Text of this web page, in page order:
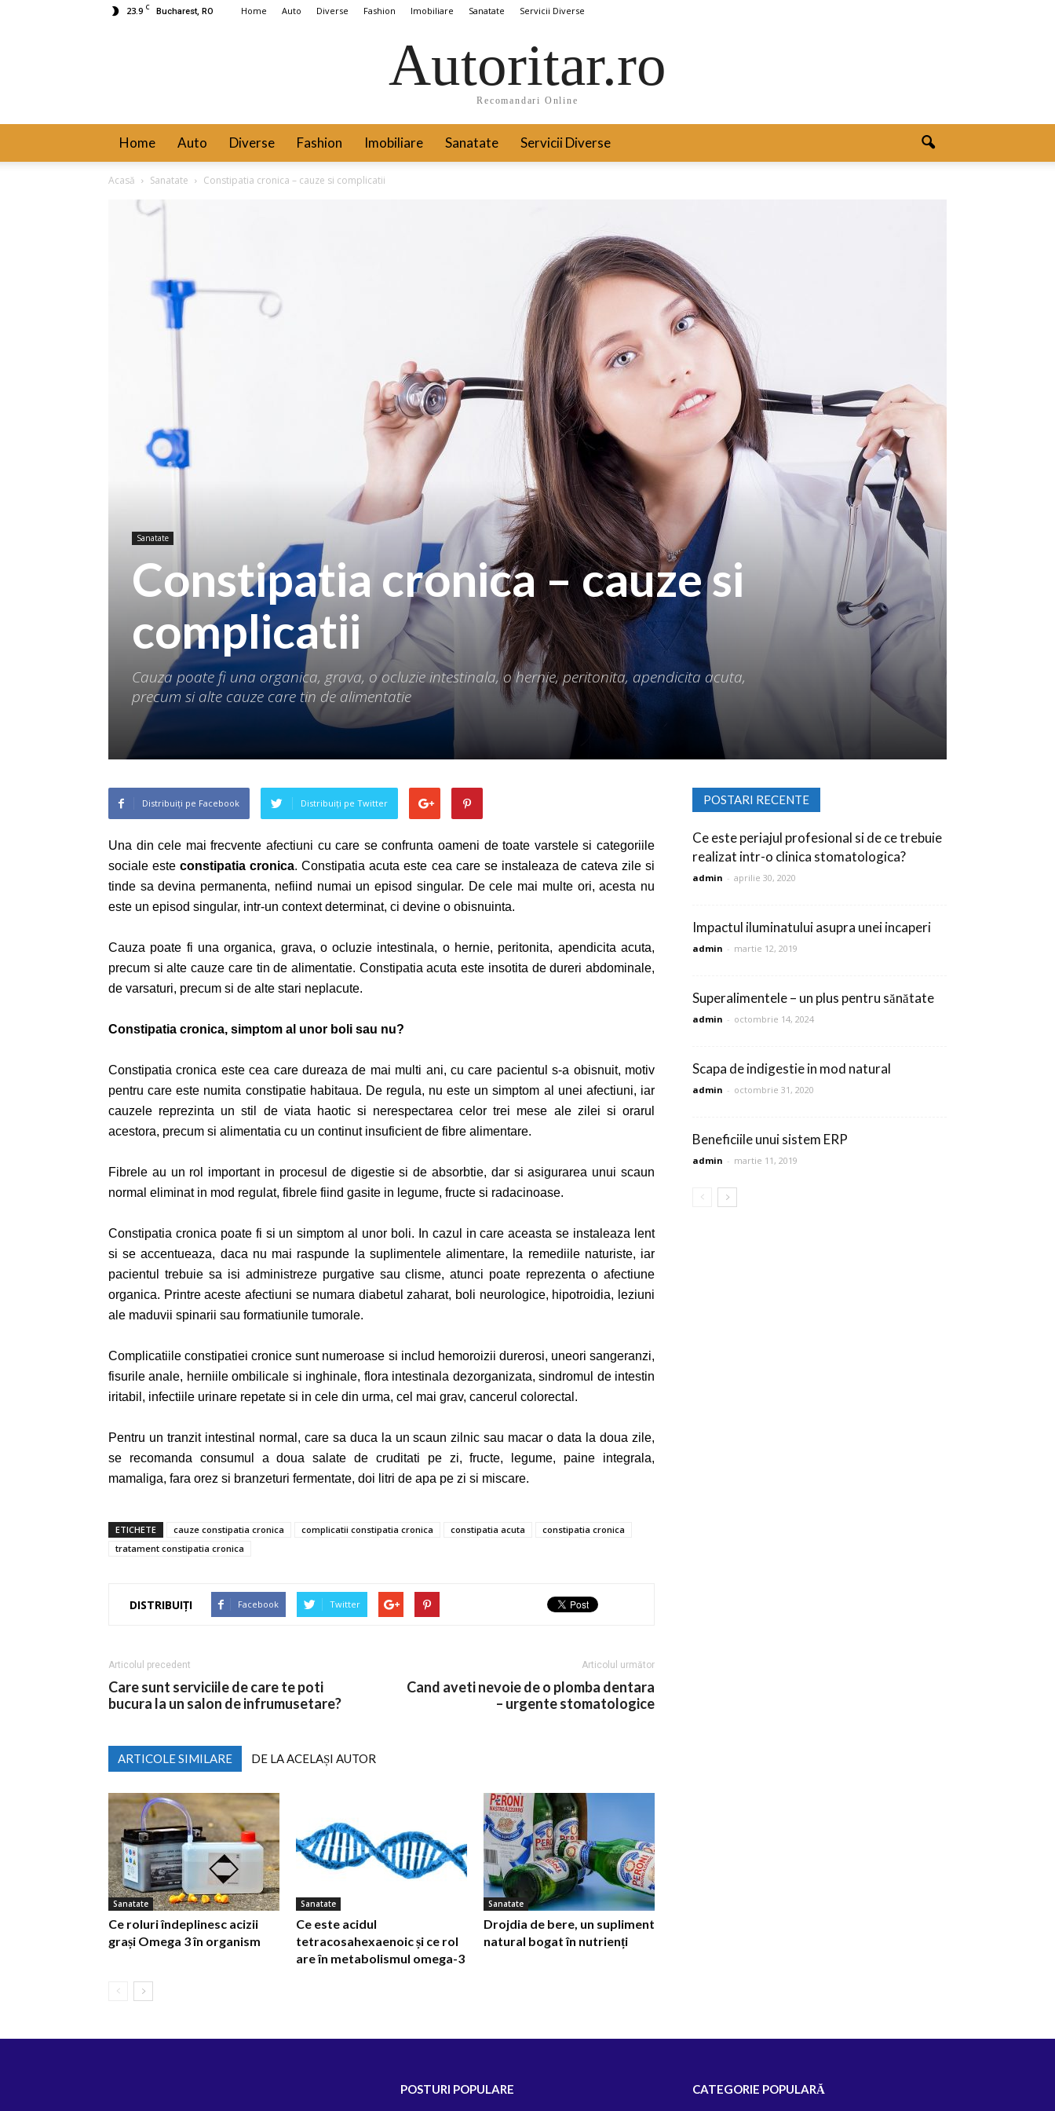
23.9 C Bucharest, RO Home Auto Diverse Fashion Imobiliare Sanatate Servicii Diverse
Autoritar.ro
Recomandari Online
Home Auto Diverse Fashion Imobiliare Sanatate Servicii Diverse
Acasă Sanatate Constipatia cronica – cauze si complicatii
Sanatate
Constipatia cronica – cauze si
complicatii
Cauza poate fi una organica, grava, o ocluzie intestinala, o hernie, peritonita, apendicita acuta,
precum si alte cauze care tin de alimentatie
Distribuiți pe Facebook Distribuiți pe Twitter
Una din cele mai frecvente afectiuni cu care se confrunta oameni de toate varstele si categoriile
sociale esteconstipatia cronica. Constipatia acuta este cea care se instaleaza de cateva zile si
tinde sa devina permanenta, nefiind numai un episod singular. De cele mai multe ori, acesta nu
este un episod singular, intr-un context determinat, ci devine o obisnuinta.
Cauza poate fi una organica, grava, o ocluzie intestinala, o hernie, peritonita, apendicita acuta,
precum si alte cauze care tin de alimentatie. Constipatia acuta este insotita de dureri abdominale,
de varsaturi, precum si de alte stari neplacute.
Constipatia cronica, simptom al unor boli sau nu?
Constipatia cronica este cea care dureaza de mai multi ani, cu care pacientul s-a obisnuit, motiv
pentru care este numita constipatie habitaua. De regula, nu este un simptom al unei afectiuni, iar
cauzele reprezinta un stil de viata haotic si nerespectarea celor trei mese ale zilei si orarul
acestora, precum si alimentatia cu un continut insuficient de fibre alimentare.
Fibrele au un rol important in procesul de digestie si de absorbtie, dar si asigurarea unui scaun
normal eliminat in mod regulat, fibrele fiind gasite in legume, fructe si radacinoase.
Constipatia cronica poate fi si un simptom al unor boli. In cazul in care aceasta se instaleaza lent
si se accentueaza, daca nu mai raspunde la suplimentele alimentare, la remediile naturiste, iar
pacientul trebuie sa isi administreze purgative sau clisme, atunci poate reprezenta o afectiune
organica. Printre aceste afectiuni se numara diabetul zaharat, boli neurologice, hipotroidia, leziuni
ale maduvii spinarii sau formatiunile tumorale.
Complicatiile constipatiei cronice sunt numeroase si includ hemoroizii durerosi, uneori sangeranzi,
fisurile anale, herniile ombilicale si inghinale, flora intestinala dezorganizata, sindromul de intestin
iritabil, infectiile urinare repetate si in cele din urma, cel mai grav, cancerul colorectal.
Pentru un tranzit intestinal normal, care sa duca la un scaun zilnic sau macar o data la doua zile,
se recomanda consumul a doua salate de cruditati pe zi, fructe, legume, paine integrala,
mamaliga, fara orez si branzeturi fermentate, doi litri de apa pe zi si miscare.
ETICHETE cauze constipatia cronica complicatii constipatia cronica constipatia acuta
constipatia cronica
tratament constipatia cronica
DISTRIBUIȚI Facebook Twitter
Articolul precedent
Care sunt serviciile de care te poti
bucura la un salon de infrumusetare?
Articolul următor
Cand aveti nevoie de o plomba dentara
– urgente stomatologice
ARTICOLE SIMILARE DE LA ACELAȘI AUTOR
Sanatate
Ce roluri îndeplinesc acizii
grași Omega 3 în organism
Sanatate
Ce este acidul
tetracosahexaenoic și ce rol
are în metabolismul omega-3
Sanatate
Drojdia de bere, un supliment
natural bogat în nutrienți
POSTARI RECENTE
Ce este periajul profesional si de ce trebuie
realizat intr-o clinica stomatologica?
admin - aprilie 30, 2020
Impactul iluminatului asupra unei incaperi
admin - martie 12, 2019
Superalimentele – un plus pentru sănătate
admin - octombrie 14, 2024
Scapa de indigestie in mod natural
admin - octombrie 31, 2020
Beneficiile unui sistem ERP
admin - martie 11, 2019
POSTURI POPULARE CATEGORIE POPULARĂ